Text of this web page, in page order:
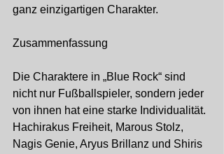
ganz einzigartigen Charakter.
Zusammenfassung
Die Charaktere in „Blue Rock“ sind
nicht nur Fußballspieler, sondern jeder
von ihnen hat eine starke Individualität.
Hachirakus Freiheit, Marous Stolz,
Nagis Genie, Aryus Brillanz und Shiris